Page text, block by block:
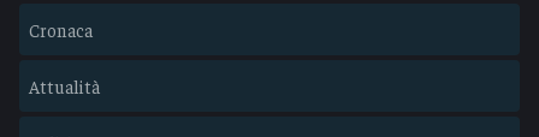
Cronaca
Attualità